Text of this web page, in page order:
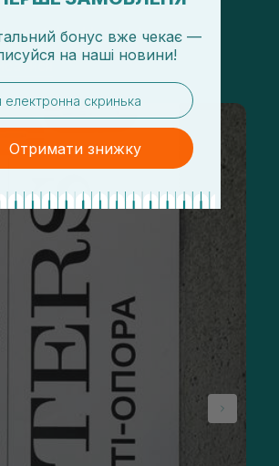
в Instagram
бонус вже чекає —
на наші новини!
Отримати знижку